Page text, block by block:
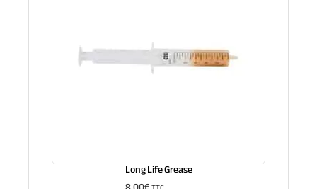
Long Life Grease